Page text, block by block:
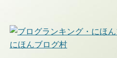
にほんブログ村